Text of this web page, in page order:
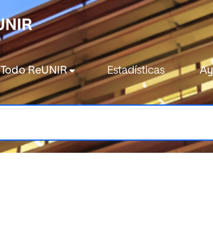
Todo ReUNIR Estadísticas